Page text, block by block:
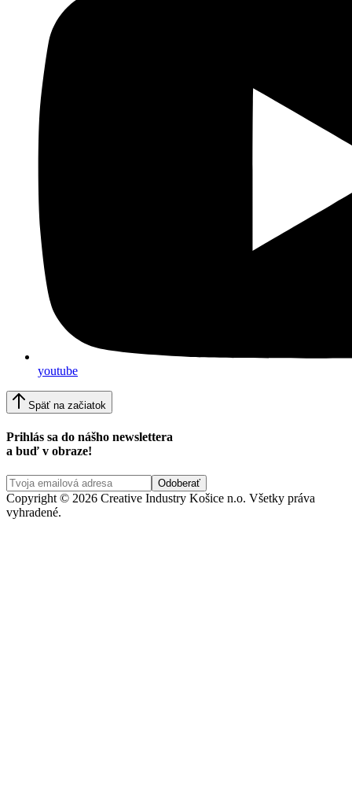
youtube
Späť na začiatok
Prihlás sa do nášho newslettera
a buď v obraze!
Copyright © 2026 Creative Industry Košice n.o. Všetky práva
vyhradené.